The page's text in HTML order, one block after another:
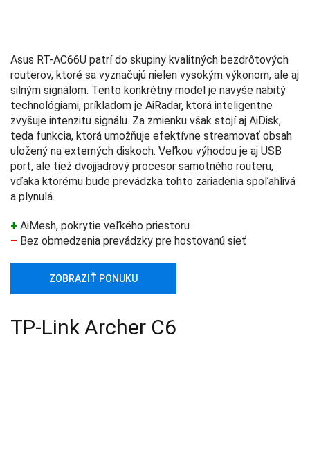
Asus RT-AC66U patrí do skupiny kvalitných bezdrôtových
routerov, ktoré sa vyznačujú nielen vysokým výkonom, ale aj
silným signálom. Tento konkrétny model je navyše nabitý
technológiami, príkladom je AiRadar, ktorá inteligentne
zvyšuje intenzitu signálu. Za zmienku však stojí aj AiDisk,
teda funkcia, ktorá umožňuje efektívne streamovať obsah
uložený na externých diskoch. Veľkou výhodou je aj USB
port, ale tiež dvojjadrový procesor samotného routeru,
vďaka ktorému bude prevádzka tohto zariadenia spoľahlivá
a plynulá.
+ AiMesh, pokrytie veľkého priestoru
– Bez obmedzenia prevádzky pre hostovanú sieť
ZOBRAZIŤ PONUKU
TP-Link Archer C6